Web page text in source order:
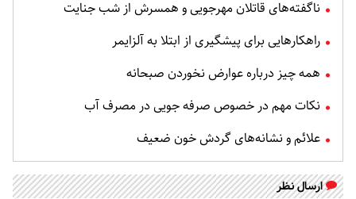
ناگفته‌های قاتلان مهرجویی و همسرش از شب جنایت
راهکارهایی برای پیشگیری از ابتلا به آلزایمر
همه چیز درباره عوارض نخوردن صبحانه
نکات مهم در خصوص صرفه جویی در مصرف آب
علائم و نشانه‌های گردش خون ضعیف
ارسال نظر